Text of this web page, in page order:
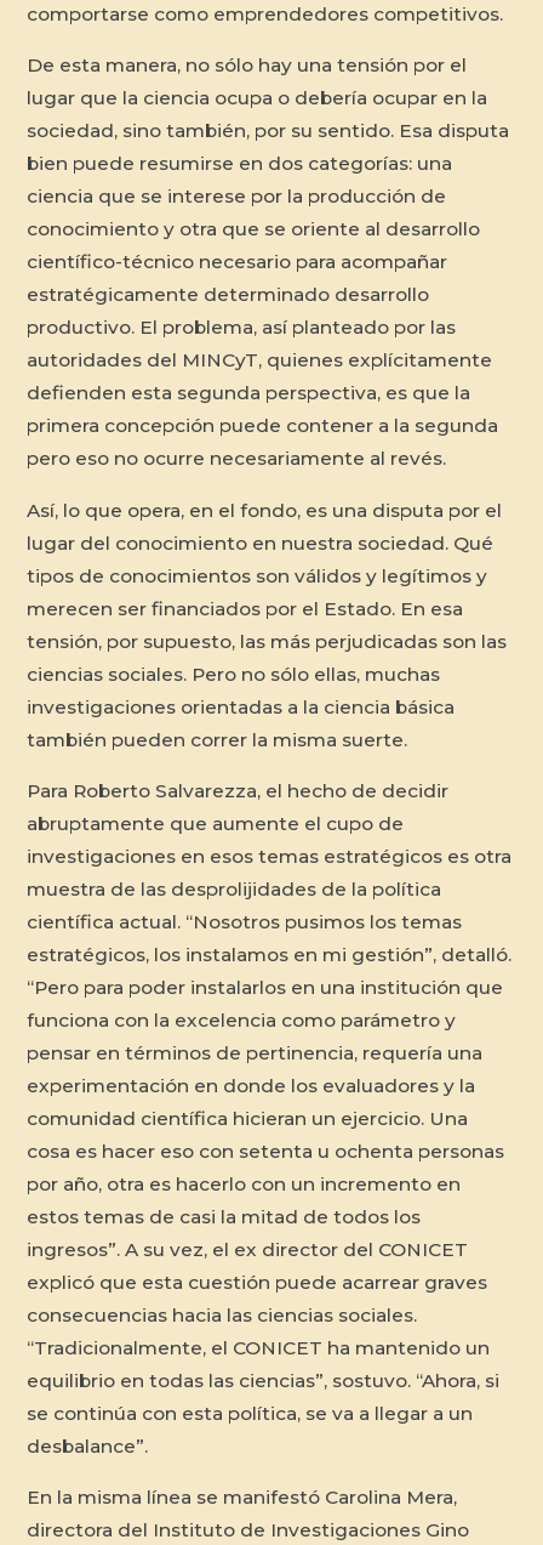
comportarse como emprendedores competitivos.
De esta manera, no sólo hay una tensión por el
lugar que la ciencia ocupa o debería ocupar en la
sociedad, sino también, por su sentido. Esa disputa
bien puede resumirse en dos categorías: una
ciencia que se interese por la producción de
conocimiento y otra que se oriente al desarrollo
científico-técnico necesario para acompañar
estratégicamente determinado desarrollo
productivo. El problema, así planteado por las
autoridades del MINCyT, quienes explícitamente
defienden esta segunda perspectiva, es que la
primera concepción puede contener a la segunda
pero eso no ocurre necesariamente al revés.
Así, lo que opera, en el fondo, es una disputa por el
lugar del conocimiento en nuestra sociedad. Qué
tipos de conocimientos son válidos y legítimos y
merecen ser financiados por el Estado. En esa
tensión, por supuesto, las más perjudicadas son las
ciencias sociales. Pero no sólo ellas, muchas
investigaciones orientadas a la ciencia básica
también pueden correr la misma suerte.
Para Roberto Salvarezza, el hecho de decidir
abruptamente que aumente el cupo de
investigaciones en esos temas estratégicos es otra
muestra de las desprolijidades de la política
científica actual. “Nosotros pusimos los temas
estratégicos, los instalamos en mi gestión”, detalló.
“Pero para poder instalarlos en una institución que
funciona con la excelencia como parámetro y
pensar en términos de pertinencia, requería una
experimentación en donde los evaluadores y la
comunidad científica hicieran un ejercicio. Una
cosa es hacer eso con setenta u ochenta personas
por año, otra es hacerlo con un incremento en
estos temas de casi la mitad de todos los
ingresos”. A su vez, el ex director del CONICET
explicó que esta cuestión puede acarrear graves
consecuencias hacia las ciencias sociales.
“Tradicionalmente, el CONICET ha mantenido un
equilibrio en todas las ciencias”, sostuvo. “Ahora, si
se continúa con esta política, se va a llegar a un
desbalance”.
En la misma línea se manifestó Carolina Mera,
directora del Instituto de Investigaciones Gino